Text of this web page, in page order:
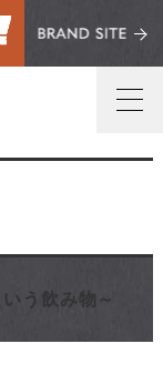
う飲み物～